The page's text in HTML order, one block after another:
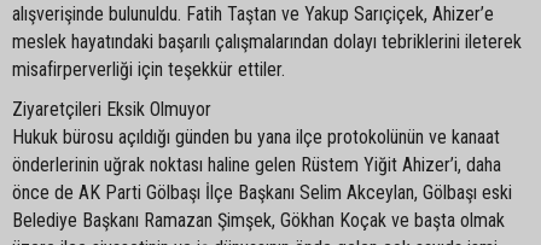
alışverişinde bulunuldu. Fatih Taştan ve Yakup Sarıçiçek, Ahizer’e
meslek hayatındaki başarılı çalışmalarından dolayı tebriklerini ileterek
misafirperverliği için teşekkür ettiler.
Ziyaretçileri Eksik Olmuyor
Hukuk bürosu açıldığı günden bu yana ilçe protokolünün ve kanaat
önderlerinin uğrak noktası haline gelen Rüstem Yiğit Ahizer’i, daha
önce de AK Parti Gölbaşı İlçe Başkanı Selim Akceylan, Gölbaşı eski
Belediye Başkanı Ramazan Şimşek, Gökhan Koçak ve başta olmak